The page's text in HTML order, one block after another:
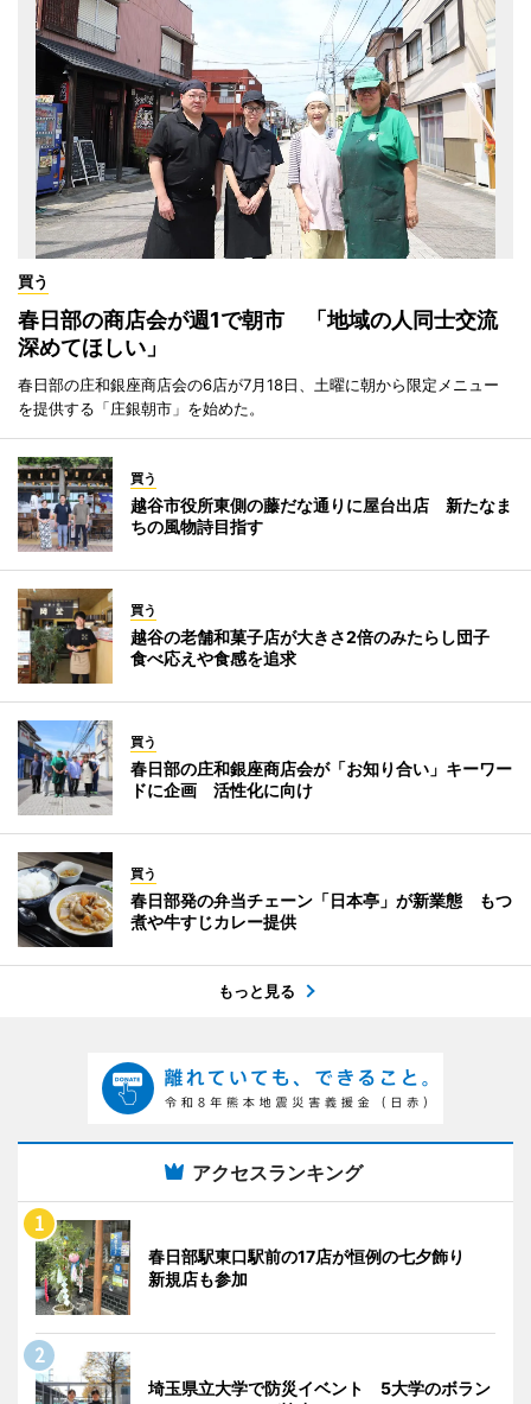
買う
春日部の商店会が週1で朝市 「地域の人同士交流
深めてほしい」
春日部の庄和銀座商店会の6店が7月18日、土曜に朝から限定メニュー
を提供する「庄銀朝市」を始めた。
買う
越谷市役所東側の藤だな通りに屋台出店 新たなま
ちの風物詩目指す
買う
越谷の老舗和菓子店が大きさ2倍のみたらし団子
食べ応えや食感を追求
買う
春日部の庄和銀座商店会が「お知り合い」キーワー
ドに企画 活性化に向け
買う
春日部発の弁当チェーン「日本亭」が新業態 もつ
煮や牛すじカレー提供
もっと見る
アクセスランキング
春日部駅東口駅前の17店が恒例の七夕飾り
新規店も参加
埼玉県立大学で防災イベント 5大学のボラン